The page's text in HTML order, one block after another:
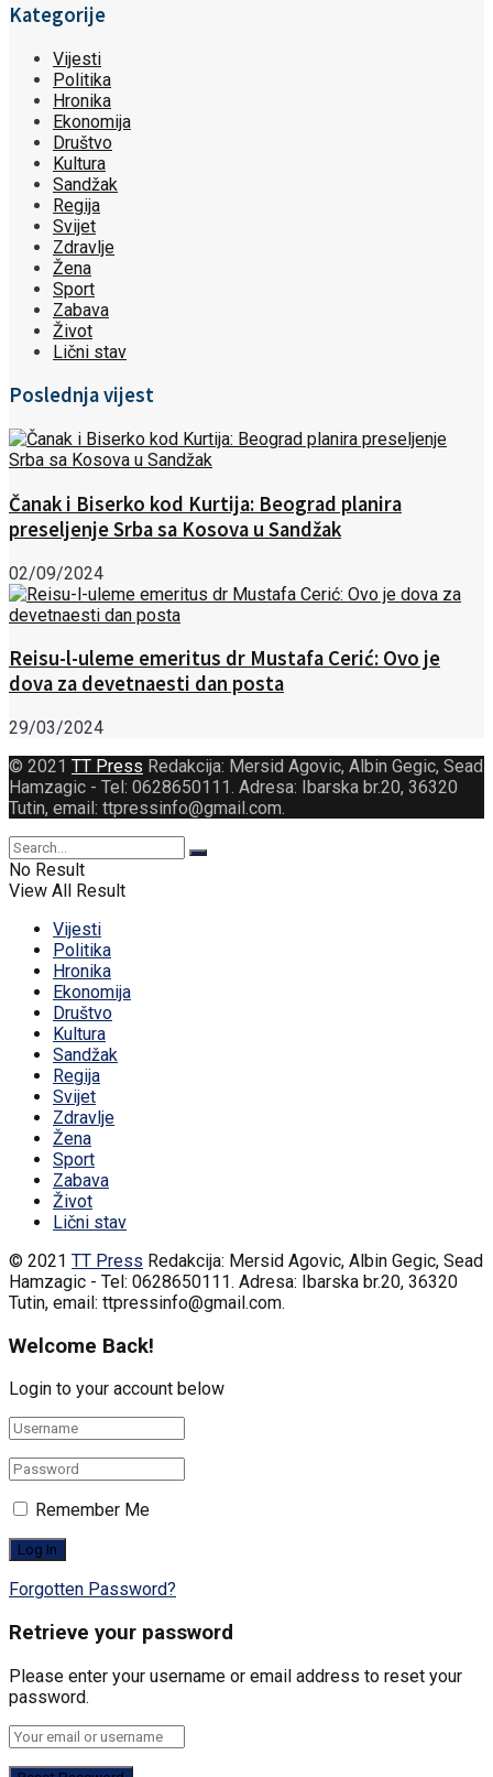
Kategorije
Vijesti
Politika
Hronika
Ekonomija
Društvo
Kultura
Sandžak
Regija
Svijet
Zdravlje
Žena
Sport
Zabava
Život
Lični stav
Poslednja vijest
Čanak i Biserko kod Kurtija: Beograd planira
preseljenje Srba sa Kosova u Sandžak
02/09/2024
Reisu-l-uleme emeritus dr Mustafa Cerić: Ovo je
dova za devetnaesti dan posta
29/03/2024
© 2021 TT Press Redakcija: Mersid Agovic, Albin Gegic, Sead
Hamzagic - Tel: 0628650111. Adresa: Ibarska br.20, 36320
Tutin, email: ttpressinfo@gmail.com.
No Result
View All Result
Vijesti
Politika
Hronika
Ekonomija
Društvo
Kultura
Sandžak
Regija
Svijet
Zdravlje
Žena
Sport
Zabava
Život
Lični stav
© 2021 TT Press Redakcija: Mersid Agovic, Albin Gegic, Sead
Hamzagic - Tel: 0628650111. Adresa: Ibarska br.20, 36320
Tutin, email: ttpressinfo@gmail.com.
Welcome Back!
Login to your account below
Remember Me
Forgotten Password?
Retrieve your password
Please enter your username or email address to reset your
password.